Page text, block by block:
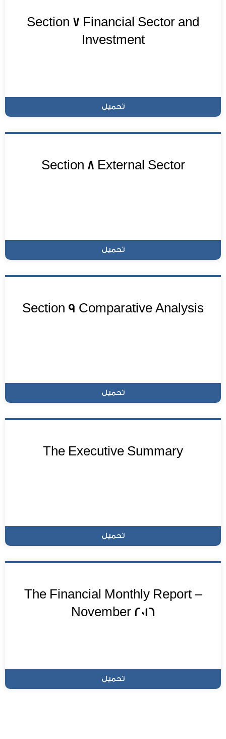
Section 7 Financial Sector and
Investment
تحميل
Section 8 External Sector
تحميل
Section 9 Comparative Analysis
تحميل
The Executive Summary
تحميل
The Financial Monthly Report –
November 2016
تحميل